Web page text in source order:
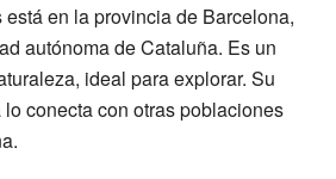
en la provincia de Barcelona,
autónoma de Cataluña. Es un
ideal para explorar. Su
conecta con otras poblaciones